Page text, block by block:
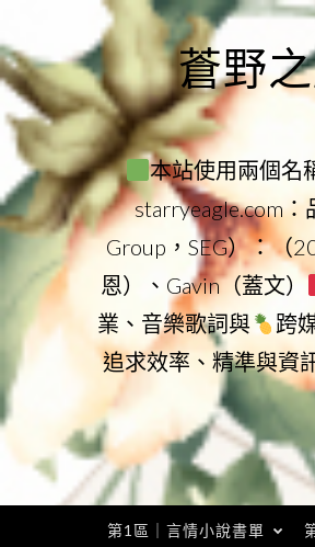
to
content
蒼野
本站使用兩個名
starryeagle.com
Group，SEG）：（
恩）、Gavin（蓋文）
業、音樂歌詞與
跨
追求效率、精準與資
第1區｜言情小說書單